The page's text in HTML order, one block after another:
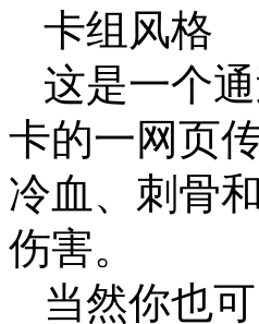
卡组风格
这是一个
卡的一网页
冷血、刺骨
伤害。
当然你也